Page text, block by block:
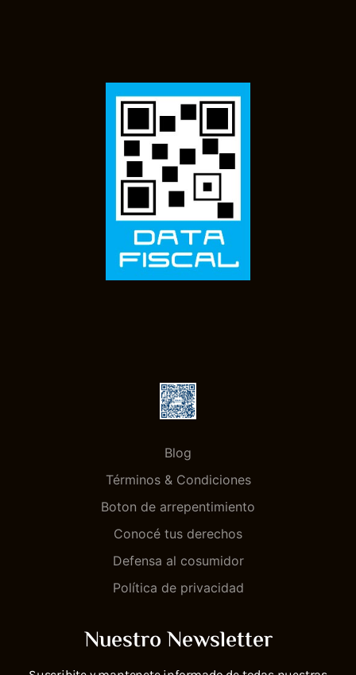
Blog
Términos & Condiciones
Boton de arrepentimiento
Conocé tus derechos
Defensa al cosumidor
Política de privacidad
Nuestro Newsletter